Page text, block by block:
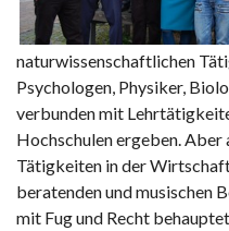
naturwissenschaftlichen
Psychologen, Physiker,
verbunden mit
Hochschulen ergeben. Aber
Tätigkeiten in der
beratenden und musischen
mit Fug und Recht